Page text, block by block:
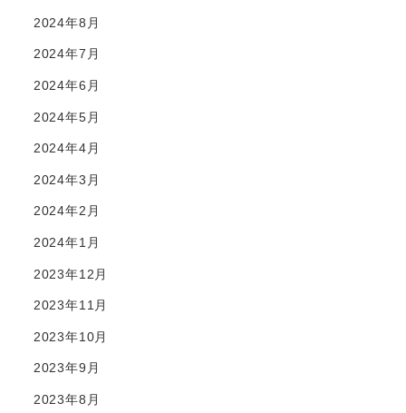
2024年8月
2024年7月
2024年6月
2024年5月
2024年4月
2024年3月
2024年2月
2024年1月
2023年12月
2023年11月
2023年10月
2023年9月
2023年8月